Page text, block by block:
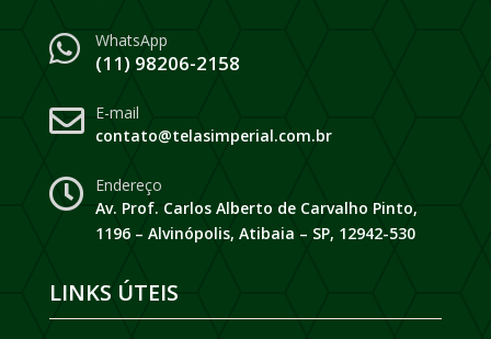
 WhatsApp
(11) 98206-2158
 E-mail
contato@telasimperial.com.br

Endereço
Av. Prof. Carlos Alberto de Carvalho Pinto,
1196 – Alvinópolis, Atibaia – SP, 12942-530
LINKS ÚTEIS